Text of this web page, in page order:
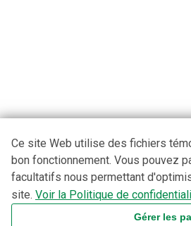
Ce site Web utilise des fichiers
bon fonctionnement. Vous pouvez
facultatifs nous permettant
site. Voir la Politique de
Gérer les